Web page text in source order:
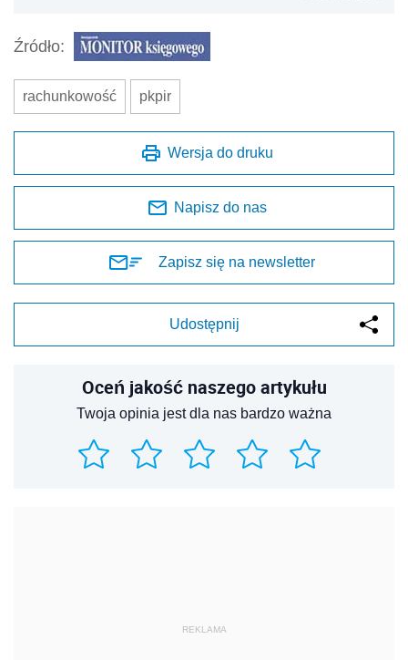
Źródło:
rachunkowość pkpir
Wersja do druku
Napisz do nas
Zapisz się na newsletter
Udostępnij
Oceń jakość naszego artykułu
Twoja opinia jest dla nas bardzo ważna
REKLAMA